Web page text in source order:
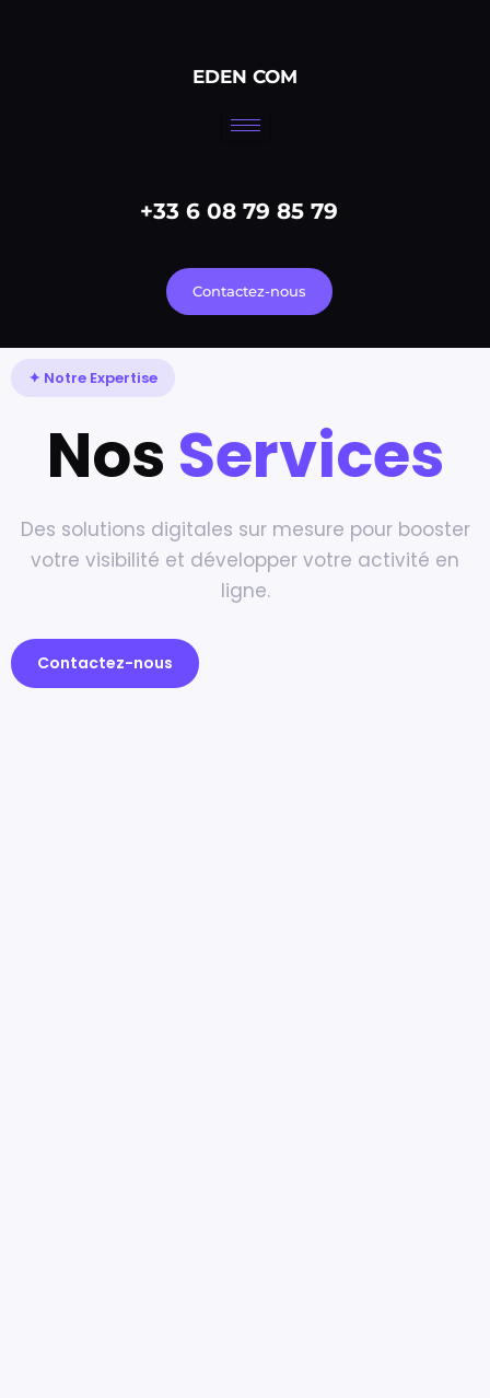
EDEN COM
+33 6 08 79 85 79
Contactez-nous
✦ Notre Expertise
Nos Services
Des solutions digitales sur mesure pour booster
votre visibilité et développer votre activité en
ligne.
Contactez-nous